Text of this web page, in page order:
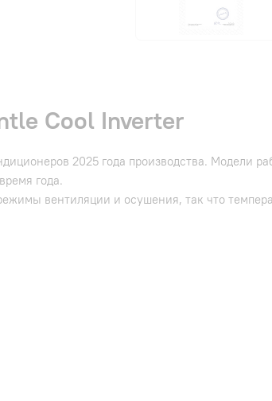
Cool Inverter
2025 года производства. Модели
года.
вентиляции и осушения, так что